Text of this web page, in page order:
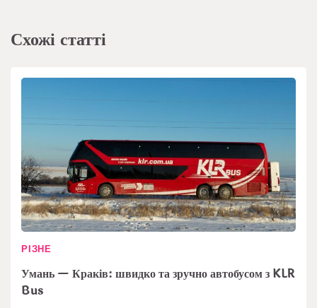
Схожі статті
РІЗНЕ
Умань — Краків: швидко та зручно автобусом з KLR
Bus